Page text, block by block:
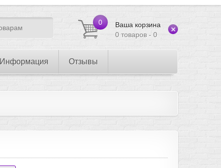
0
Ваша корзина
0 товаров - 0
Информация Отзывы